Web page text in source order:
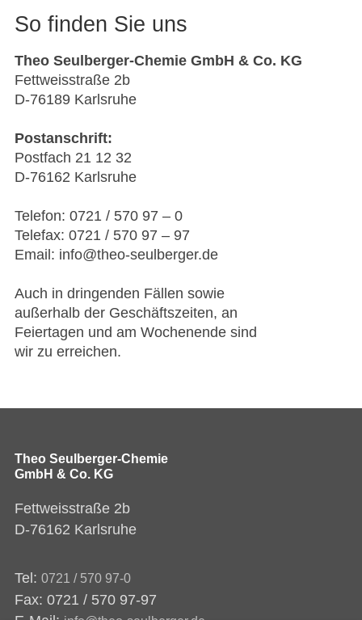
So finden Sie uns
Theo Seulberger-Chemie GmbH & Co. KG
Fettweisstraße 2b
D-76189 Karlsruhe
Postanschrift:
Postfach 21 12 32
D-76162 Karlsruhe
Telefon: 0721 / 570 97 – 0
Telefax: 0721 / 570 97 – 97
Email: info@theo-seulberger.de
Auch in dringenden Fällen sowie
außerhalb der Geschäftszeiten, an
Feiertagen und am Wochenende sind
wir zu erreichen.
Theo Seulberger-Chemie
GmbH & Co. KG
Fettweisstraße 2b
D-76162 Karlsruhe
Tel: 0721 / 570 97-0
Fax: 0721 / 570 97-97